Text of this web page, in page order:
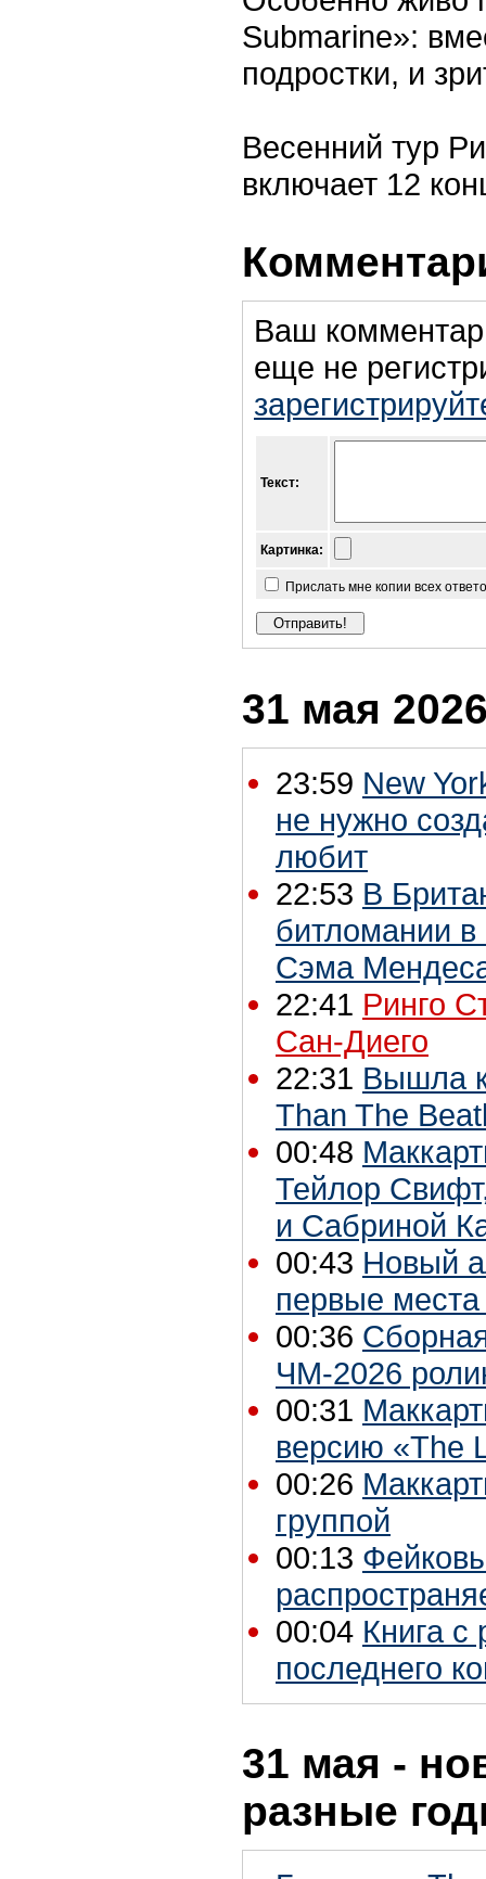
Submarine»:
подростки, и
Весенний тур
включает 12
Ваш
еще не
Текст:
Картинка:
Прислать мне копии всех
31 мая
23:59 New
не нужно
любит
22:53 В
битломании
Сэма
22:41 Ринго
Сан-Диего
22:31 Вышла
Than The
00:48
Тейлор
и Сабриной
00:43 Новый
первые
00:36
ЧМ-2026
00:31
версию «The
00:26
группой
00:13
00:04 Книга
последнего
31 мая -
разные